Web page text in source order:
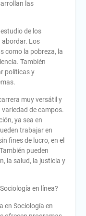
las
de los
abordar. Los
como la pobreza, la
También
políticas y
muy versátil y
de campos.
ya sea en
trabajar en
fines de lucro, en el
pueden
la salud, la justicia y
en línea?
en Sociología en